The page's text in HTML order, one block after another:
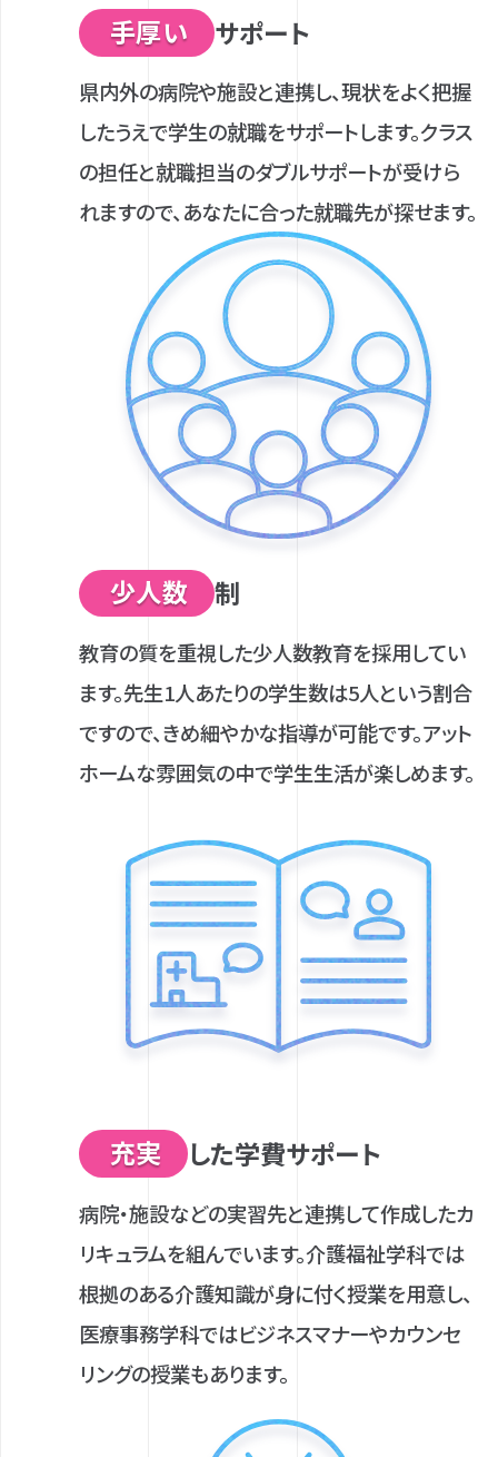
手厚い サポート
県内外の病院や施設と連携し、現状をよく把握
したうえで学生の就職をサポートします。クラス
の担任と就職担当のダブルサポートが受けら
れますので、あなたに合った就職先が探せます。
少人数 制
教育の質を重視した少人数教育を採用してい
ます。先生1人あたりの学生数は5人という割合
ですので、きめ細やかな指導が可能です。アット
ホームな雰囲気の中で学生生活が楽しめます。
充実 した学費サポート
病院・施設などの実習先と連携して作成したカ
リキュラムを組んでいます。介護福祉学科では
根拠のある介護知識が身に付く授業を用意し、
医療事務学科ではビジネスマナーやカウンセ
リングの授業もあります。